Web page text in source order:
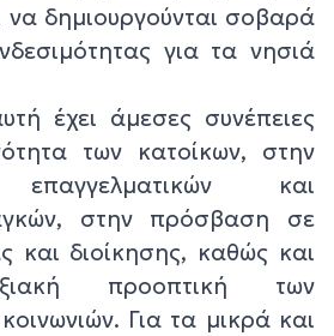
να δημιουργούνται σοβαρά
για τα νησιά
έχει άμεσες συνέπειες
των κατοίκων, στην
επαγγελματικών και
στην πρόσβαση σε
και διοίκησης, καθώς και
προοπτική των
Για τα μικρά και